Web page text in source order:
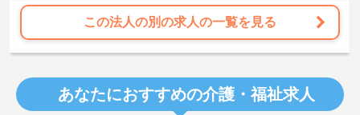
この法人の別の求人の一覧を見る
あなたにおすすめの介護・福祉求人